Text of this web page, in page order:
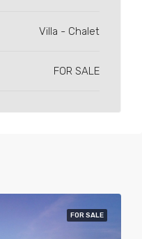
Villa - Chalet
FOR SALE
FOR SALE